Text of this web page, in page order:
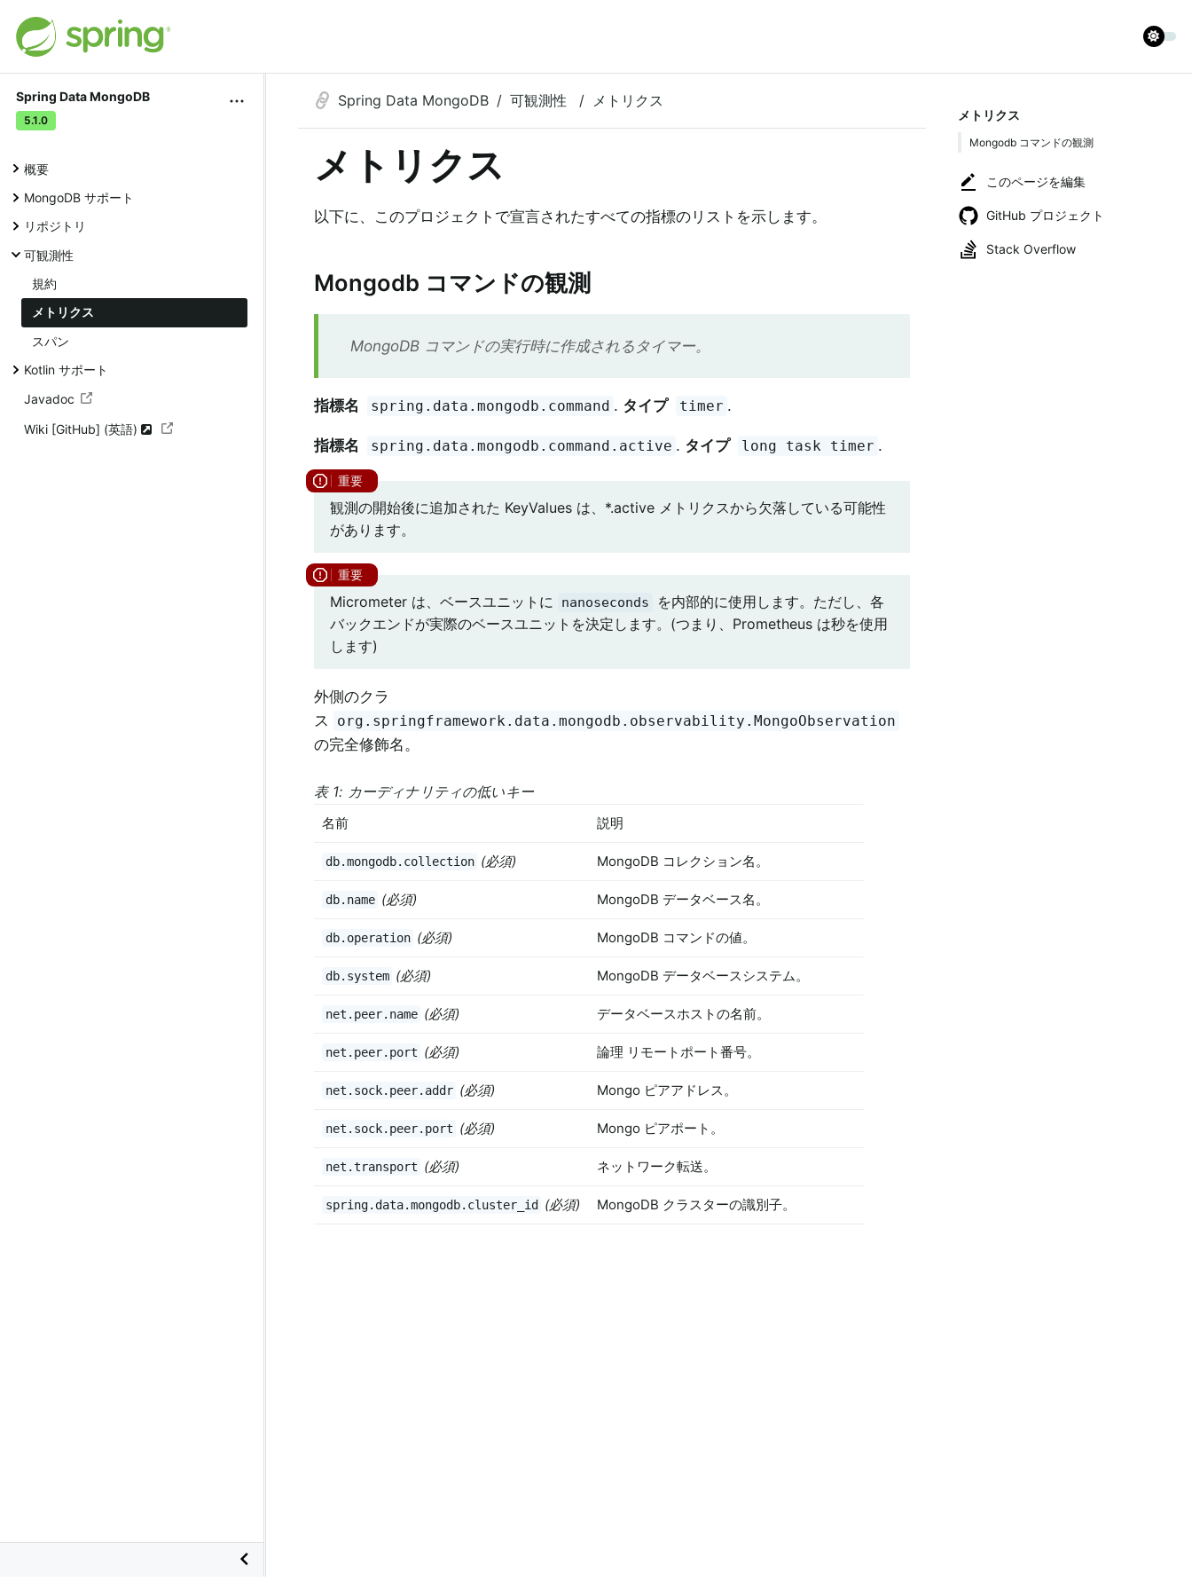
Spring Data MongoDB
5.1.0
概要
MongoDB サポート
リポジトリ
可観測性
規約
メトリクス
スパン
Kotlin サポート
Javadoc
Wiki [GitHub] (英語)
メトリクス
Mongodb コマンドの観測
このページを編集
GitHub プロジェクト
Stack Overflow
Spring Data MongoDB 可観測性 メトリクス
メトリクス
以下に、このプロジェクトで宣言されたすべての指標のリストを示します。
Mongodb コマンドの観測
MongoDB コマンドの実行時に作成されるタイマー。
指標名 spring.data.mongodb.command . タイプ timer .
指標名 spring.data.mongodb.command.active . タイプ long task timer .
観測の開始後に追加された KeyValues は、*.active メトリクスから欠落している可能性
があります。
Micrometer は、ベースユニットに nanoseconds
を内部的に使用します。ただし、各
バックエンドが実際のベースユニットを決定します。(つまり、Prometheus は秒を使用
します)
外側のクラ
ス
org.springframework.data.mongodb.observability.MongoObservation
の完全修飾名。
表 1: カーディナリティの低いキー
名前 説明
db.mongodb.collection (必須) MongoDB コレクション名。
db.name (必須) MongoDB データベース名。
db.operation (必須) MongoDB コマンドの値。
db.system (必須) MongoDB データベースシステム。
net.peer.name (必須) データベースホストの名前。
net.peer.port (必須) 論理 リモートポート番号。
net.sock.peer.addr (必須) Mongo ピアアドレス。
net.sock.peer.port (必須) Mongo ピアポート。
net.transport (必須) ネットワーク転送。
spring.data.mongodb.cluster_id (必須) MongoDB クラスターの識別子。